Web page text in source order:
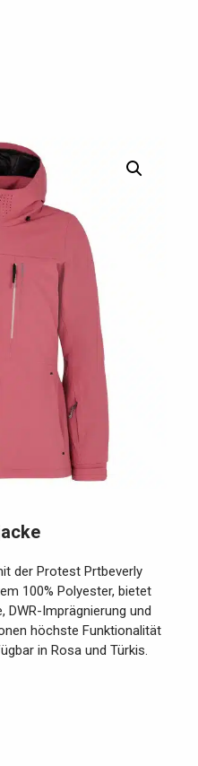
der Protest Prtbeverly
100% Polyester, bietet
DWR-Imprägnierung und
höchste Funktionalität
in Rosa und Türkis.